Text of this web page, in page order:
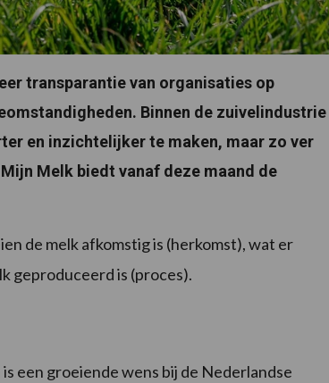
transparantie van organisaties op
Binnen de zuivelindustrie
en inzichtelijker te maken, maar zo ver
Melk biedt vanaf deze maand de
de melk afkomstig is (herkomst), wat er
geproduceerd is (proces).
een groeiende wens bij de Nederlandse